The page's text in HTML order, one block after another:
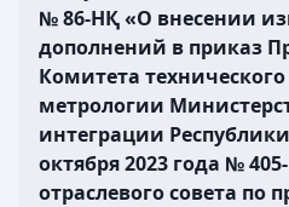
№ 86-НҚ «О внесении
дополнений в приказ
Комитета
метрологии
интеграции
октября 2023 года №
отраслевого совета по